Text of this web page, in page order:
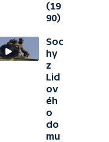
(19
90)
Soc
hy
z
Lid
ov
éh
o
do
mu